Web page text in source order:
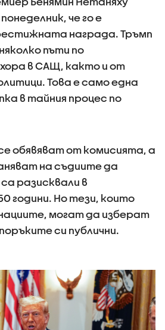
че го е
награда. Тръмп
пъти по
в САЩ, както и от
Това е само една
в тайния процес по
обявяват от комисията, а
на съдиите да
разисквали в
години. Но тези, които
могат да изберат
си публични.